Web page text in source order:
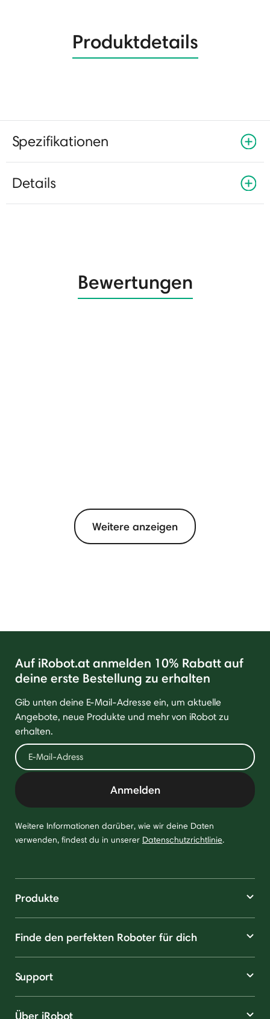
Produktdetails
Spezifikationen
Details
Bewertungen
Weitere anzeigen
Auf iRobot.at anmelden 10% Rabatt auf
deine erste Bestellung zu erhalten
Gib unten deine E-Mail-Adresse ein, um aktuelle
Angebote, neue Produkte und mehr von iRobot zu
erhalten.
Anmelden
Weitere Informationen darüber, wie wir deine Daten
verwenden, findest du in unserer Datenschutzrichtlinie.
Produkte
Finde den perfekten Roboter für dich
Support
Über iRobot